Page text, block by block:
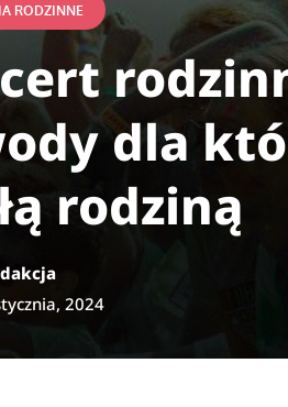
RODZINNE
dla
rodziną
2024